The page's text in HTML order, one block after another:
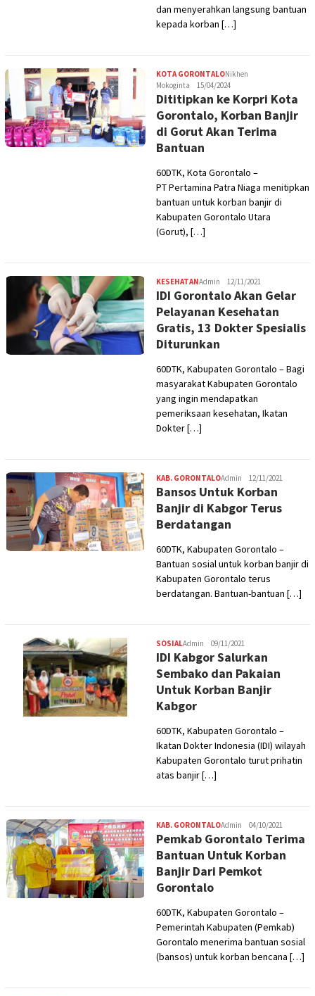
dan menyerahkan langsung bantuan
kepada korban […]
KOTA GORONTALONikhen
Mokoginta
15/04/2024
Dititipkan ke Korpri Kota
Gorontalo, Korban Banjir
di Gorut Akan Terima
Bantuan
60DTK, Kota Gorontalo –
PT Pertamina Patra Niaga menitipkan
bantuan untuk korban banjir di
Kabupaten Gorontalo Utara
(Gorut), […]
KESEHATANAdmin 12/11/2021
IDI Gorontalo Akan Gelar
Pelayanan Kesehatan
Gratis, 13 Dokter Spesialis
Diturunkan
60DTK, Kabupaten Gorontalo – Bagi
masyarakat Kabupaten Gorontalo
yang ingin mendapatkan
pemeriksaan kesehatan, Ikatan
Dokter […]
KAB. GORONTALOAdmin 12/11/2021
Bansos Untuk Korban
Banjir di Kabgor Terus
Berdatangan
60DTK, Kabupaten Gorontalo –
Bantuan sosial untuk korban banjir di
Kabupaten Gorontalo terus
berdatangan. Bantuan-bantuan […]
SOSIALAdmin 09/11/2021
IDI Kabgor Salurkan
Sembako dan Pakaian
Untuk Korban Banjir
Kabgor
60DTK, Kabupaten Gorontalo –
Ikatan Dokter Indonesia (IDI) wilayah
Kabupaten Gorontalo turut prihatin
atas banjir […]
KAB. GORONTALOAdmin 04/10/2021
Pemkab Gorontalo Terima
Bantuan Untuk Korban
Banjir Dari Pemkot
Gorontalo
60DTK, Kabupaten Gorontalo –
Pemerintah Kabupaten (Pemkab)
Gorontalo menerima bantuan sosial
(bansos) untuk korban bencana […]